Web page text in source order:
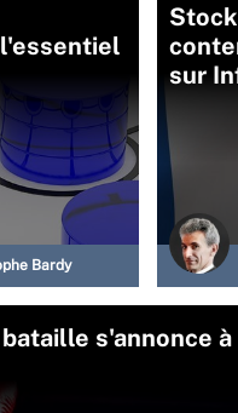
Bardy
sur
s'annonce à